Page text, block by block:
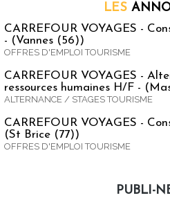
LES
CARREFOUR VOYAGES -
- (Vannes (56))
OFFRES D'EMPLOI TOURISME
CARREFOUR VOYAGES -
ressources humaines H/F -
ALTERNANCE / STAGES TOURISME
CARREFOUR VOYAGES -
(St Brice (77))
OFFRES D'EMPLOI TOURISME
PUBLI-